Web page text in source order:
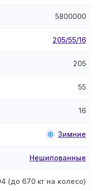
5800000
205/55/16
205
55
16
Зимние
Нешипованные
(до 670 кг на колесо)